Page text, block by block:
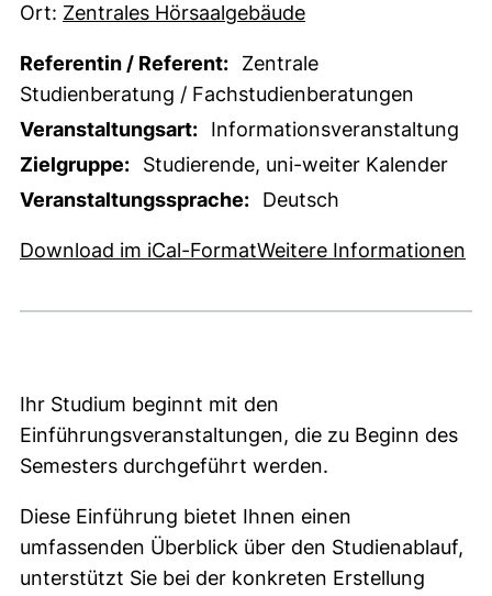
Ort: Zentrales Hörsaalgebäude
Referentin / Referent:
Zentrale
Studienberatung / Fachstudienberatungen
Veranstaltungsart:
Informationsveranstaltung
Zielgruppe:
Studierende, uni-weiter Kalender
Veranstaltungssprache:
Deutsch
Download im iCal-Format, 1 KB (öffnet neues
Weitere Informationen
Ihr Studium beginnt mit den
Einführungsveranstaltungen, die zu Beginn des
Semesters durchgeführt werden.
Diese Einführung bietet Ihnen einen
umfassenden Überblick über den Studienablauf,
unterstützt Sie bei der konkreten Erstellung